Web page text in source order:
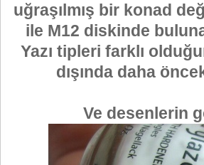
uğraşılmış bir konad
ile M12 diskinde
Yazı tipleri farklı
dışında daha
Ve desenlerin